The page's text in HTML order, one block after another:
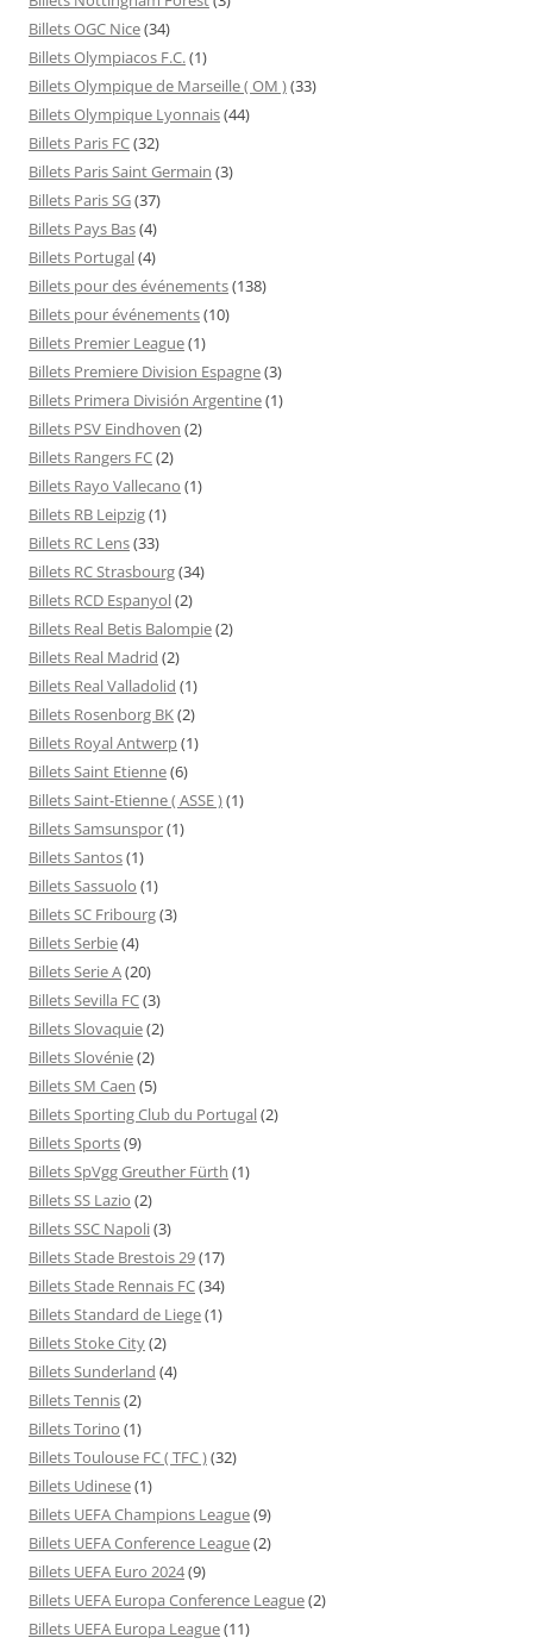
Billets OGC Nice(34)
Billets Olympiacos F.C.(1)
Billets Olympique de Marseille ( OM )(33)
Billets Olympique Lyonnais(44)
Billets Paris FC(32)
Billets Paris Saint Germain (3)
Billets Paris SG(37)
Billets Pays Bas(4)
Billets Portugal(4)
Billets pour des événements(138)
Billets pour événements(10)
Billets Premier League(1)
Billets Premiere Division Espagne(3)
Billets Primera División Argentine(1)
Billets PSV Eindhoven (2)
Billets Rangers FC(2)
Billets Rayo Vallecano (1)
Billets RB Leipzig(1)
Billets RC Lens(33)
Billets RC Strasbourg(34)
Billets RCD Espanyol(2)
Billets Real Betis Balompie(2)
Billets Real Madrid (2)
Billets Real Valladolid (1)
Billets Rosenborg BK(2)
Billets Royal Antwerp(1)
Billets Saint Etienne(6)
Billets Saint-Etienne ( ASSE )(1)
Billets Samsunspor(1)
Billets Santos(1)
Billets Sassuolo (1)
Billets SC Fribourg(3)
Billets Serbie(4)
Billets Serie A(20)
Billets Sevilla FC(3)
Billets Slovaquie(2)
Billets Slovénie(2)
Billets SM Caen (5)
Billets Sporting Club du Portugal(2)
Billets Sports(9)
Billets SpVgg Greuther Fürth (1)
Billets SS Lazio (2)
Billets SSC Napoli(3)
Billets Stade Brestois 29(17)
Billets Stade Rennais FC(34)
Billets Standard de Liege(1)
Billets Stoke City(2)
Billets Sunderland (4)
Billets Tennis(2)
Billets Torino (1)
Billets Toulouse FC ( TFC )(32)
Billets Udinese(1)
Billets UEFA Champions League(9)
Billets UEFA Conference League(2)
Billets UEFA Euro 2024(9)
Billets UEFA Europa Conference League(2)
Billets UEFA Europa League(11)